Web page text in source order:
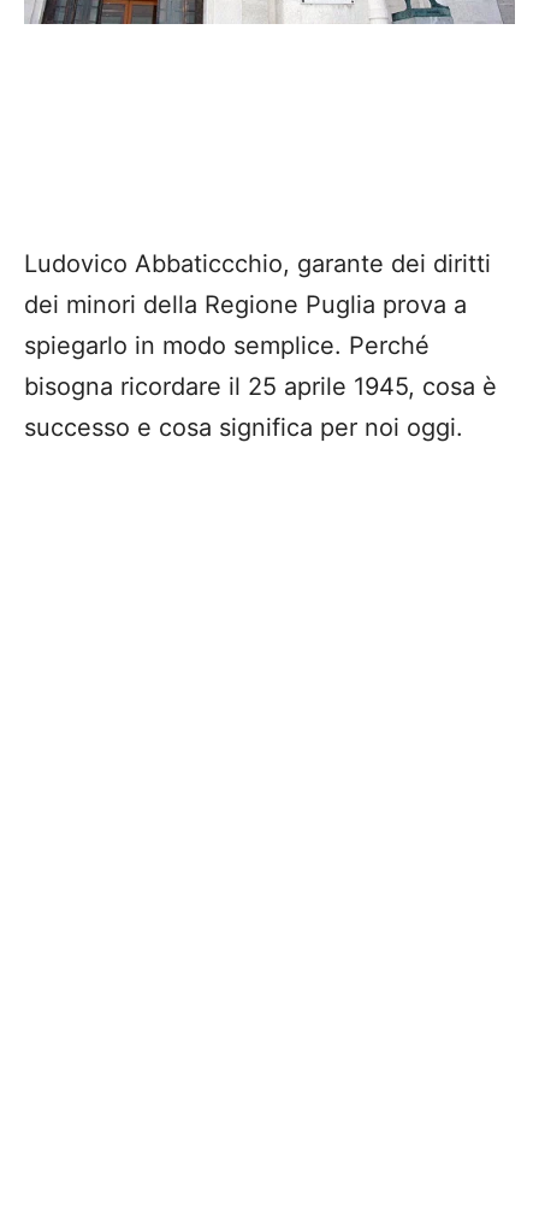
Ludovico Abbaticcchio, garante dei diritti
dei minori della Regione Puglia prova a
spiegarlo in modo semplice. Perché
bisogna ricordare il 25 aprile 1945, cosa è
successo e cosa significa per noi oggi.